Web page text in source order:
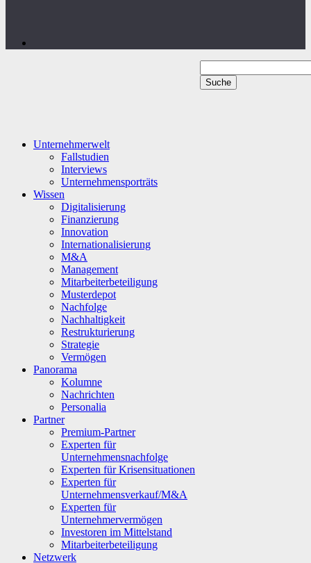
Unternehmerwelt
Fallstudien
Interviews
Unternehmensporträts
Wissen
Digitalisierung
Finanzierung
Innovation
Internationalisierung
M&A
Management
Mitarbeiterbeteiligung
Musterdepot
Nachfolge
Nachhaltigkeit
Restrukturierung
Strategie
Vermögen
Panorama
Kolumne
Nachrichten
Personalia
Partner
Premium-Partner
Experten für
Unternehmensnachfolge
Experten für Krisensituationen
Experten für
Unternehmensverkauf/M&A
Experten für
Unternehmervermögen
Investoren im Mittelstand
Mitarbeiterbeteiligung
Netzwerk